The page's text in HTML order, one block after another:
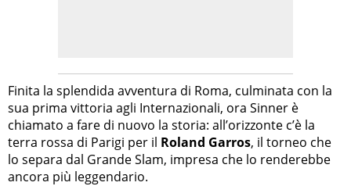
Finita la splendida avventura di Roma, culminata con la
sua prima vittoria agli Internazionali, ora Sinner è
chiamato a fare di nuovo la storia: all’orizzonte c’è la
terra rossa di Parigi per il Roland Garros, il torneo che
lo separa dal Grande Slam, impresa che lo renderebbe
ancora più leggendario.